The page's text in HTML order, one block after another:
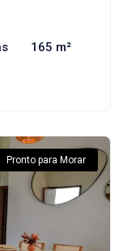
165 m²
Pronto para Morar